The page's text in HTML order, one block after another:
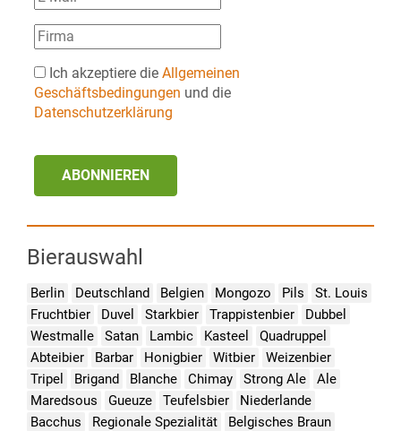
Ich akzeptiere die Allgemeinen
Geschäftsbedingungen und die
Datenschutzerklärung
ABONNIEREN
Bierauswahl
Berlin Deutschland Belgien Mongozo Pils
St. Louis
Fruchtbier
Duvel Starkbier Trappistenbier
Dubbel
Westmalle
Satan Lambic Kasteel
Quadruppel
Abteibier
Barbar Honigbier Witbier
Weizenbier
Tripel
Brigand Blanche Chimay Strong Ale
Ale
Maredsous
Gueuze Teufelsbier
Niederlande
Bacchus
Regionale Spezialität
Belgisches Braun